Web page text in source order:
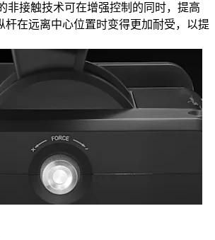
非接触技术可在增强控制的同时，提高
杆在远离中心位置时变得更加耐受，以提